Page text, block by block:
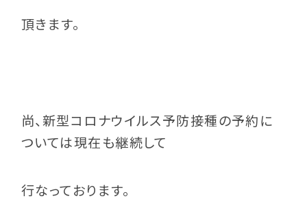
頂きます。
尚、新型コロナウイルス予防接種の予約に
ついては現在も継続して
行なっております。